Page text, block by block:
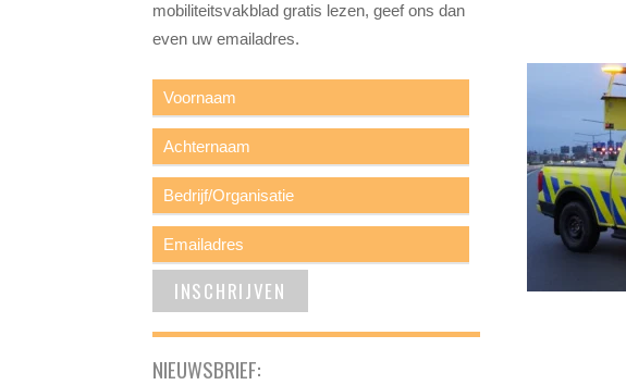
mobiliteitsvakblad gratis lezen, geef ons dan
even uw emailadres.
NIEUWSBRIEF: